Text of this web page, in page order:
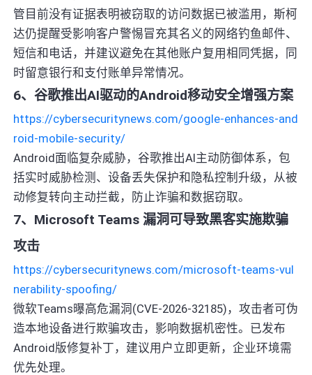
管目前没有证据表明被窃取的访问数据已被滥用，斯柯
达仍提醒受影响客户警惕冒充其名义的网络钓鱼邮件、
短信和电话，并建议避免在其他账户复用相同凭据，同
时留意银行和支付账单异常情况。
6、谷歌推出AI驱动的Android移动安全增强方案
https://cybersecuritynews.com/google-enhances-and
roid-mobile-security/
Android面临复杂威胁，谷歌推出AI主动防御体系，包
括实时威胁检测、设备丢失保护和隐私控制升级，从被
动修复转向主动拦截，防止诈骗和数据窃取。
7、Microsoft Teams 漏洞可导致黑客实施欺骗
攻击
https://cybersecuritynews.com/microsoft-teams-vul
nerability-spoofing/
微软Teams曝高危漏洞(CVE-2026-32185)，攻击者可伪
造本地设备进行欺骗攻击，影响数据机密性。已发布
Android版修复补丁，建议用户立即更新，企业环境需
优先处理。